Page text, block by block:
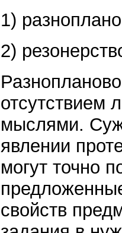
1)
2)
отсутствием
мыслями.
явлении
могут точно
свойств